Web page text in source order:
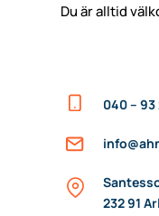
Du är alltid
040 – 93
232 91